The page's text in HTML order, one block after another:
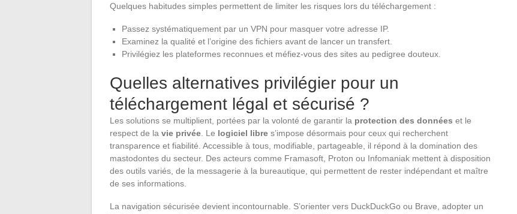
Quelques habitudes simples permettent de limiter les risques lors du téléchargement :
Passez systématiquement par un VPN pour masquer votre adresse IP.
Examinez la qualité et l’origine des fichiers avant de lancer un transfert.
Privilégiez les plateformes reconnues et méfiez-vous des sites au pedigree douteux.
Quelles alternatives privilégier pour un
téléchargement légal et sécurisé ?
Les solutions se multiplient, portées par la volonté de garantir la protection des données et le
respect de la vie privée . Le logiciel libre s’impose désormais pour ceux qui recherchent
transparence et fiabilité. Accessible à tous, modifiable, partageable, il répond à la domination des
mastodontes du secteur. Des acteurs comme Framasoft, Proton ou Infomaniak mettent à disposition
des outils variés, de la messagerie à la bureautique, qui permettent de rester indépendant et maître
de ses informations.
La navigation sécurisée devient incontournable. S’orienter vers DuckDuckGo ou Brave, adopter un